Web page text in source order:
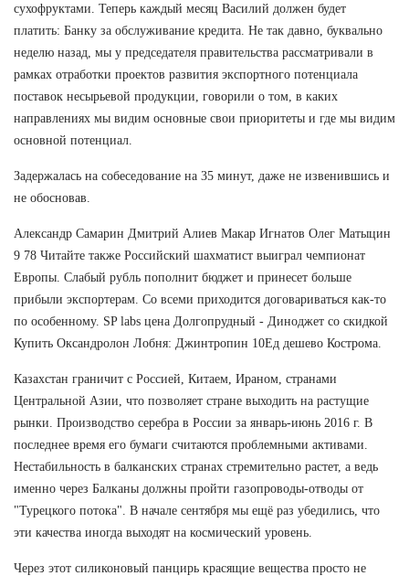
сухофруктами. Теперь каждый месяц Василий должен будет
платить: Банку за обслуживание кредита. Не так давно, буквально
неделю назад, мы у председателя правительства рассматривали в
рамках отработки проектов развития экспортного потенциала
поставок несырьевой продукции, говорили о том, в каких
направлениях мы видим основные свои приоритеты и где мы видим
основной потенциал.
Задержалась на собеседование на 35 минут, даже не извенившись и
не обосновав.
Александр Самарин Дмитрий Алиев Макар Игнатов Олег Матыцин
9 78 Читайте также Российский шахматист выиграл чемпионат
Европы. Слабый рубль пополнит бюджет и принесет больше
прибыли экспортерам. Со всеми приходится договариваться как-то
по особенному. SP labs цена Долгопрудный - Диноджет со скидкой
Купить Оксандролон Лобня: Джинтропин 10Ед дешево Кострома.
Казахстан граничит с Россией, Китаем, Ираном, странами
Центральной Азии, что позволяет стране выходить на растущие
рынки. Производство серебра в России за январь-июнь 2016 г. В
последнее время его бумаги считаются проблемными активами.
Нестабильность в балканских странах стремительно растет, а ведь
именно через Балканы должны пройти газопроводы-отводы от
"Турецкого потока". В начале сентября мы ещё раз убедились, что
эти качества иногда выходят на космический уровень.
Через этот силиконовый панцирь красящие вещества просто не